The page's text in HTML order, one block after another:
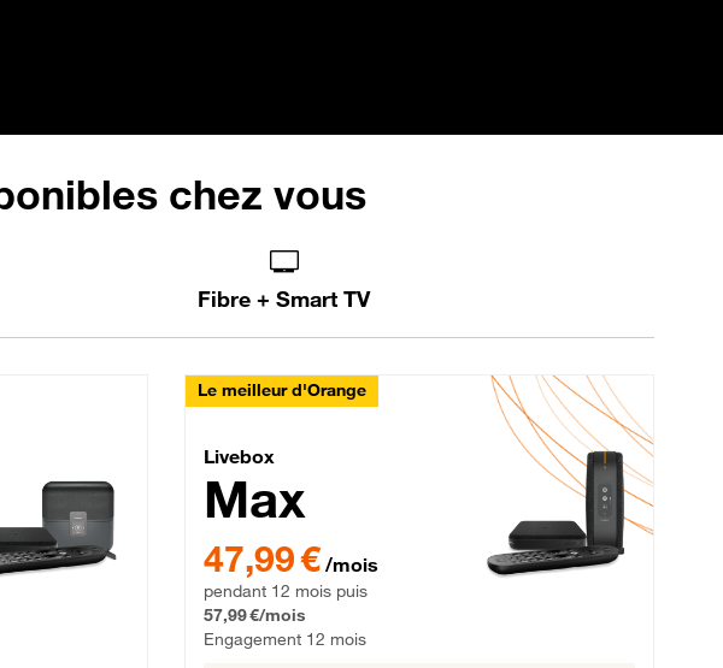
chez vous
Fibre + Smart TV
€ par mois, Engagement 12 mois
Le meilleur d'Orange
Livebox Max Fibre
Livebox
Max
47,99 € par mois pendant 12 mois puis 57,99 € par mois,
47,99 € /mois
pendant 12 mois puis
57,99 €/mois
Engagement 12 mois